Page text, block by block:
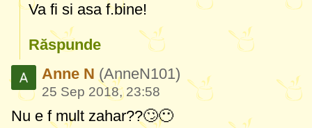
Va fi si asa f.bine!
Răspunde
Anne N (AnneN101)
25 Sep 2018, 23:58
Nu e f mult zahar??🙄😶